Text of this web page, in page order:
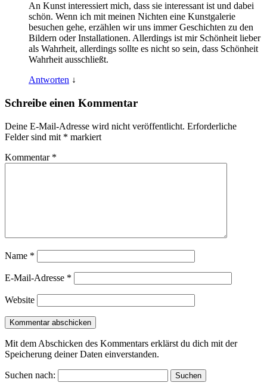
An Kunst interessiert mich, dass sie interessant ist und dabei
schön. Wenn ich mit meinen Nichten eine Kunstgalerie
besuchen gehe, erzählen wir uns immer Geschichten zu den
Bildern oder Installationen. Allerdings ist mir Schönheit lieber
als Wahrheit, allerdings sollte es nicht so sein, dass Schönheit
Wahrheit ausschließt.
Antworten ↓
Schreibe einen Kommentar
Deine E-Mail-Adresse wird nicht veröffentlicht. Erforderliche
Felder sind mit * markiert
Kommentar *
Name *
E-Mail-Adresse *
Website
Mit dem Abschicken des Kommentars erklärst du dich mit der
Speicherung deiner Daten einverstanden.
Suchen nach: